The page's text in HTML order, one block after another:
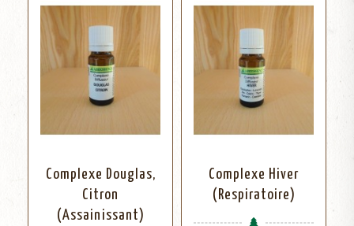
Complexe Douglas,
Citron
(Assainissant)
Complexe Hiver
(Respiratoire)